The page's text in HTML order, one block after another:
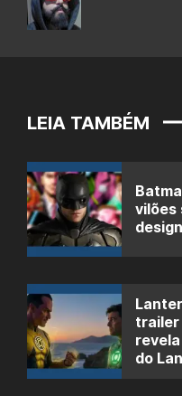
LEIA TAMBÉM
vilões
trailer
do